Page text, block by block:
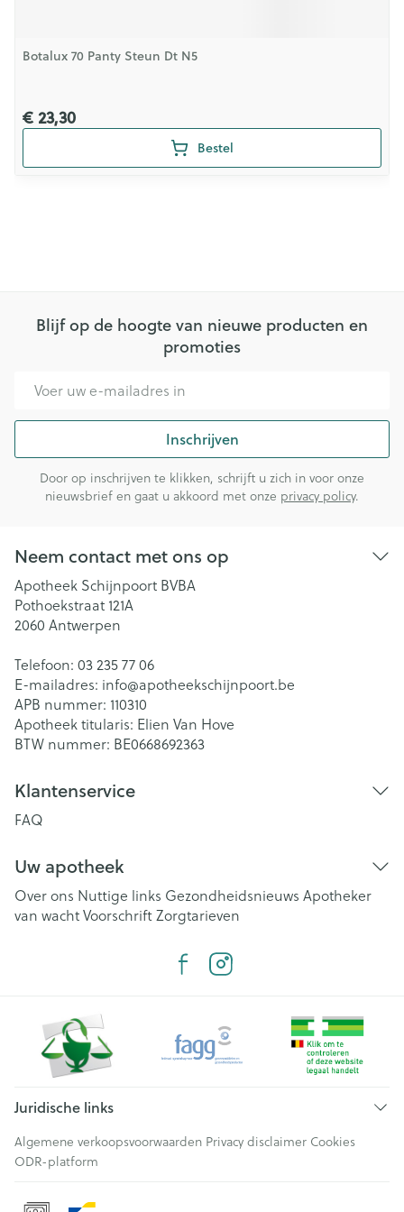
Botalux 70 Panty Steun Dt N5
€ 23,30
Bestel
Blijf op de hoogte van nieuwe producten en
promoties
Inschrijven
Door op inschrijven te klikken, schrijft u zich in voor onze
nieuwsbrief en gaat u akkoord met onze privacy policy.
Neem contact met ons op
Apotheek Schijnpoort BVBA
Pothoekstraat 121A
2060 Antwerpen
Telefoon: 03 235 77 06
E-mailadres: info@apotheekschijnpoort.be
APB nummer: 110310
Apotheek titularis: Elien Van Hove
BTW nummer: BE0668692363
Klantenservice
FAQ
Uw apotheek
Over ons Nuttige links Gezondheidsnieuws Apotheker
van wachtVoorschriftZorgtarieven
Juridische links
Algemene verkoopsvoorwaarden Privacy disclaimer Cookies
ODR-platform